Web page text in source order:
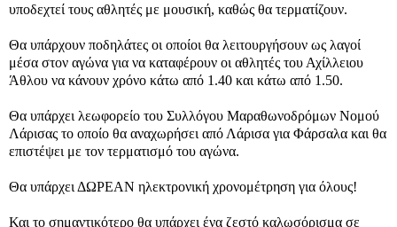
υποδεχτεί τους αθλητές με μουσική, καθώς θα τερματίζουν.
Θα υπάρχουν ποδηλάτες οι οποίοι θα λειτουργήσουν ως λαγοί
μέσα στον αγώνα για να καταφέρουν οι αθλητές του Αχίλλειου
Άθλου να κάνουν χρόνο κάτω από 1.40 και κάτω από 1.50.
Θα υπάρχει λεωφορείο του Συλλόγου Μαραθωνοδρόμων Νομού
Λάρισας το οποίο θα αναχωρήσει από Λάρισα για Φάρσαλα και θα
επιστέψει με τον τερματισμό του αγώνα.
Θα υπάρχει ΔΩΡΕΑΝ ηλεκτρονική χρονομέτρηση για όλους!
Και το σημαντικότερο θα υπάρχει ένα ζεστό καλωσόρισμα σε